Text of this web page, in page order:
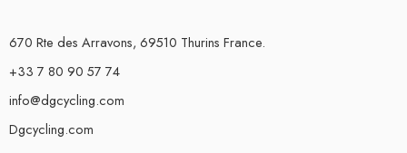
670 Rte des Arravons, 69510 Thurins France.
+33 7 80 90 57 74
info@dgcycling.com
Dgcycling.com